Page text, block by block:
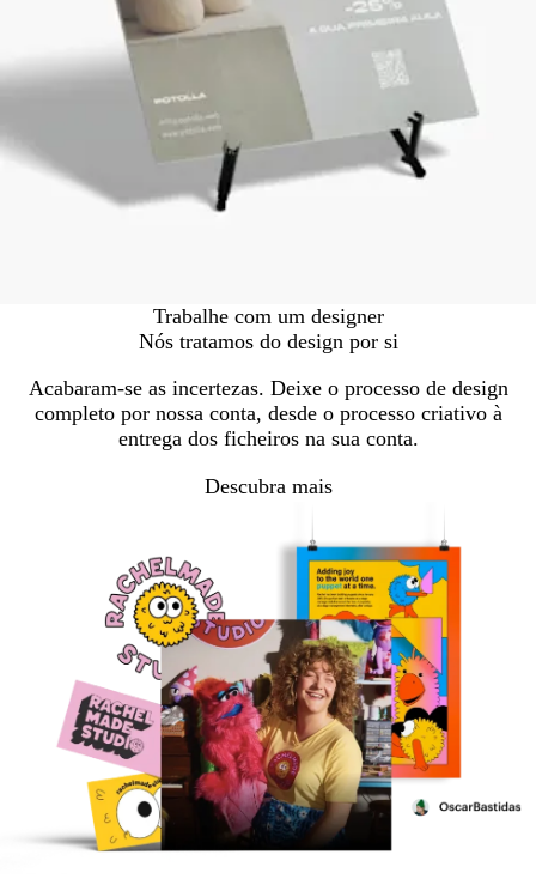
Trabalhe com um designer
Nós tratamos do design por si
Acabaram-se as incertezas. Deixe o processo de design
completo por nossa conta, desde o processo criativo à
entrega dos ficheiros na sua conta.
Descubra mais